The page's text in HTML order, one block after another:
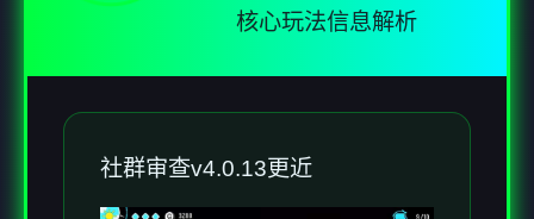
核心玩法信息解析
社群审查v4.0.13更近